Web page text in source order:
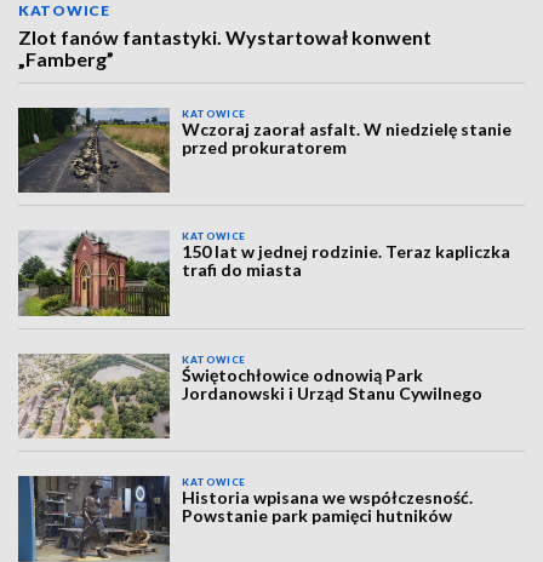
KATOWICE
Zlot fanów fantastyki. Wystartował konwent
„Famberg”
KATOWICE
Wczoraj zaorał asfalt. W niedzielę stanie
przed prokuratorem
KATOWICE
150 lat w jednej rodzinie. Teraz kapliczka
trafi do miasta
KATOWICE
Świętochłowice odnowią Park
Jordanowski i Urząd Stanu Cywilnego
KATOWICE
Historia wpisana we współczesność.
Powstanie park pamięci hutników